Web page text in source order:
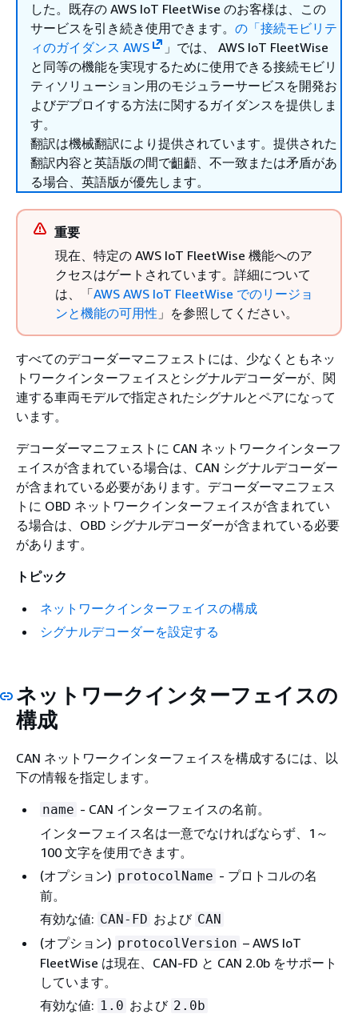
した。既存の AWS IoT FleetWise のお客様は、この
サービスを引き続き使用できます。 の「接続モビリテ
ィのガイダンス AWS
」では、 AWS IoT FleetWise
と同等の機能を実現するために使用できる接続モビリ
ティソリューション用のモジュラーサービスを開発お
よびデプロイする方法に関するガイダンスを提供しま
す。
翻訳は機械翻訳により提供されています。提供された
翻訳内容と英語版の間で齟齬、不一致または矛盾があ
る場合、英語版が優先します。
重要
現在、特定の AWS IoT FleetWise 機能へのア
クセスはゲートされています。詳細について
は、「AWS AWS IoT FleetWise でのリージョ
ンと機能の可用性 」を参照してください。
すべてのデコーダーマニフェストには、少なくともネッ
トワークインターフェイスとシグナルデコーダーが、関
連する車両モデルで指定されたシグナルとペアになって
います。
デコーダーマニフェストに CAN ネットワークインターフ
ェイスが含まれている場合は、CAN シグナルデコーダー
が含まれている必要があります。デコーダーマニフェス
トに OBD ネットワークインターフェイスが含まれてい
る場合は、OBD シグナルデコーダーが含まれている必要
があります。
トピック
ネットワークインターフェイスの構成
シグナルデコーダーを設定する
ネットワークインターフェイスの
構成
CAN ネットワークインターフェイスを構成するには、以
下の情報を指定します。
name - CAN インターフェイスの名前。
インターフェイス名は一意でなければならず、1～
100 文字を使用できます。
(オプション) protocolName - プロトコルの名
前。
有効な値: CAN-FD および CAN
(オプション) protocolVersion – AWS IoT
FleetWise は現在、CAN-FD と CAN 2.0b をサポート
しています。
有効な値: 1.0 および 2.0b